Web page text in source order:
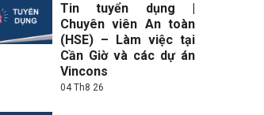
Tin tuyển dụng |
Chuyên viên An toàn
(HSE) – Làm việc tại
Cần Giờ và các dự án
Vincons
04 Th8 26